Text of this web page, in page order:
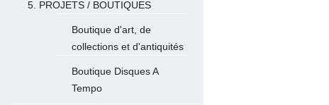
5. PROJETS / BOUTIQUES
Boutique d'art, de
collections et d'antiquités
Boutique Disques A
Tempo